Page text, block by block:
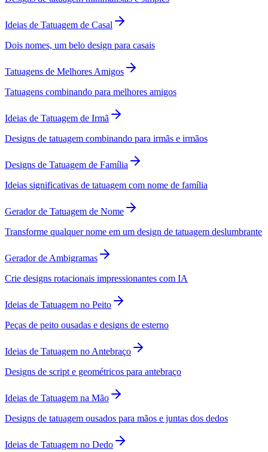
Ideias de Tatuagem de Casal
Dois nomes, um belo design para casais
Tatuagens de Melhores Amigos
Tatuagens combinando para melhores amigos
Ideias de Tatuagem de Irmã
Designs de tatuagem combinando para irmãs e irmãos
Designs de Tatuagem de Família
Ideias significativas de tatuagem com nome de família
Gerador de Tatuagem de Nome
Transforme qualquer nome em um design de tatuagem deslumbrante
Gerador de Ambigramas
Crie designs rotacionais impressionantes com IA
Ideias de Tatuagem no Peito
Peças de peito ousadas e designs de esterno
Ideias de Tatuagem no Antebraço
Designs de script e geométricos para antebraço
Ideias de Tatuagem na Mão
Designs de tatuagem ousados para mãos e juntas dos dedos
Ideias de Tatuagem no Dedo